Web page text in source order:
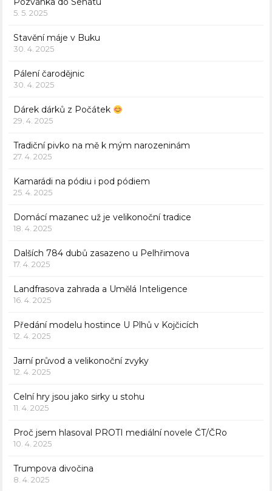
5. 5. 2025
Stavění máje v Buku
30. 4. 2025
Pálení čarodějnic
30. 4. 2025
Dárek dárků z Počátek
29. 4. 2025
Tradiční pivko na mě k mým narozeninám
27. 4. 2025
Kamarádi na pódiu i pod pódiem
25. 4. 2025
Domácí mazanec už je velikonoční tradice
18. 4. 2025
Dalších 784 dubů zasazeno u Pelhřimova
17. 4. 2025
Landfrasova zahrada a Umělá Inteligence
16. 4. 2025
Předání modelu hostince U Plhů v Kojčicích
12. 4. 2025
Jarní průvod a velikonoční zvyky
12. 4. 2025
Celní hry jsou jako sirky u stohu
11. 4. 2025
Proč jsem hlasoval PROTI mediální novele ČT/ČRo
10. 4. 2025
Trumpova divočina
8. 4. 2025